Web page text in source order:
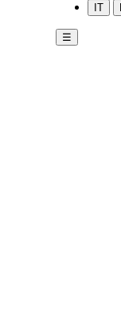
IT
☰